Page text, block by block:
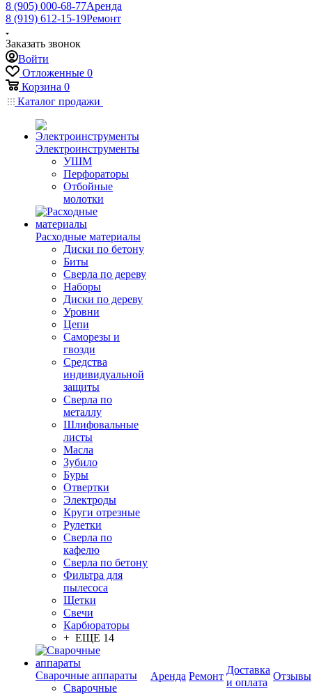
8 (905) 000-68-77Аренда
8 (919) 612-15-19Ремонт
Заказать звонок
Войти
Отложенные 0
Корзина 0
Каталог продажи
Электроинструменты
УШМ
Перфораторы
Отбойные
молотки
Расходные материалы
Диски по бетону
Биты
Сверла по дереву
Наборы
Диски по дереву
Уровни
Цепи
Саморезы и
гвозди
Средства
индивидуальной
защиты
Сверла по
металлу
Шлифовальные
листы
Масла
Зубило
Буры
Отвертки
Электроды
Круги отрезные
Рулетки
Сверла по
кафелю
Сверла по бетону
Фильтра для
пылесоса
Щетки
Свечи
Карбюраторы
+ ЕЩЕ 14
Сварочные аппараты
Сварочные
Аренда Ремонт
Доставка
и оплата
Отзывы